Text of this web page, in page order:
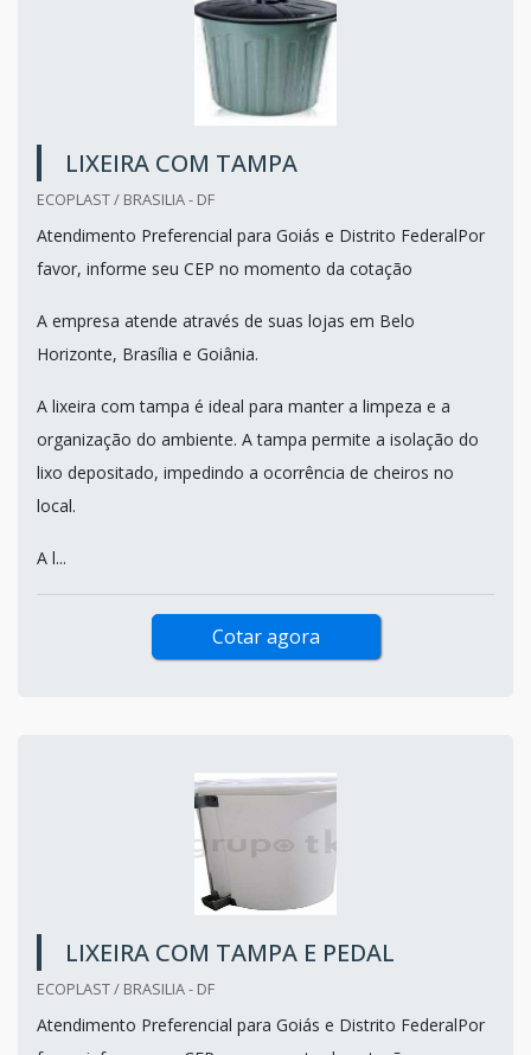
LIXEIRA COM TAMPA
ECOPLAST / BRASILIA - DF
Atendimento Preferencial para Goiás e Distrito FederalPor
favor, informe seu CEP no momento da cotação
A empresa atende através de suas lojas em Belo
Horizonte, Brasília e Goiânia.
A lixeira com tampa é ideal para manter a limpeza e a
organização do ambiente. A tampa permite a isolação do
lixo depositado, impedindo a ocorrência de cheiros no
local.
A l...
Cotar agora
LIXEIRA COM TAMPA E PEDAL
ECOPLAST / BRASILIA - DF
Atendimento Preferencial para Goiás e Distrito FederalPor